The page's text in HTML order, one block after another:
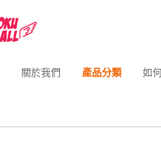
關於我們 產品分類 如